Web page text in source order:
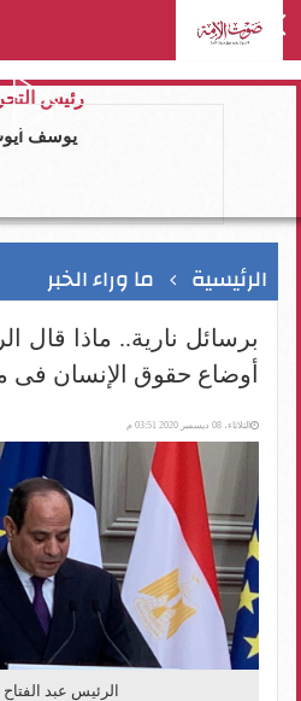
رئيس
يوسف
الرئيسية ما وراء الخبر
برسائل نارية.. ماذا
أوضاع حقوق الإنسان فى
الثلاثاء، 08 ديسمبر 2020 03:51 م
الرئيس عبد